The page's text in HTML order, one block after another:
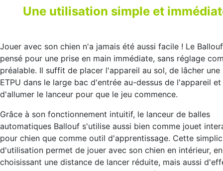
Une utilisation simple et
Jouer avec son chien n'a jamais été aussi facile ! Le
pensé pour une prise en main immédiate, sans réglage
préalable. Il suffit de placer l'appareil au sol, de lâcher une
ETPU dans le large bac d'entrée au-dessus de l'appareil et
d'allumer le lanceur pour que le jeu commence.
Grâce à son fonctionnement intuitif, le lanceur de balles
automatiques Ballouf s'utilise aussi bien comme jouet
pour chien que comme outil d'apprentissage. Cette
d'utilisation permet de jouer avec son chien en intérieur, en
choisissant une distance de lancer réduite, mais aussi